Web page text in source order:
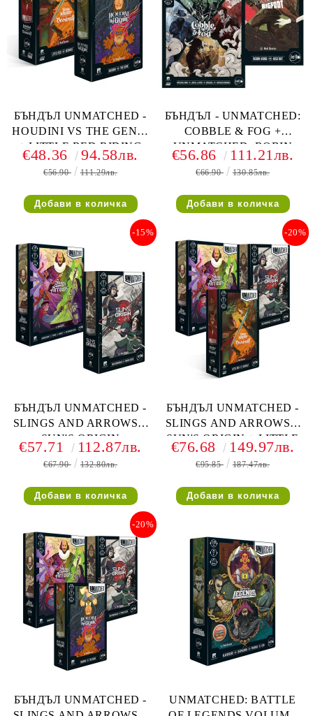
БЪНДЪЛ UNMATCHED -
HOUDINI VS THE GENIE
+ LITTLE RED RIDING
HOOD VS BEOWULF
€48.36 94.58лв.
€56.90 111.29лв.
БЪНДЪЛ - UNMATCHED:
COBBLE & FOG +
UNMATCHED: ROBIN
HOOD VS BIGFOOT
€56.86 111.21лв.
€66.90 130.85лв.
БЪНДЪЛ UNMATCHED -
SLINGS AND ARROWS +
SUN'S ORIGIN
-15%
€57.71 112.87лв.
€67.90 132.80лв.
БЪНДЪЛ UNMATCHED -
SLINGS AND ARROWS +
SUN'S ORIGIN + LITTLE
RED RIDING HOOD VS
BEOWULF
-20%
€76.68 149.97лв.
€95.85 187.47лв.
БЪНДЪЛ UNMATCHED -
-20%
UNMATCHED: BATTLE